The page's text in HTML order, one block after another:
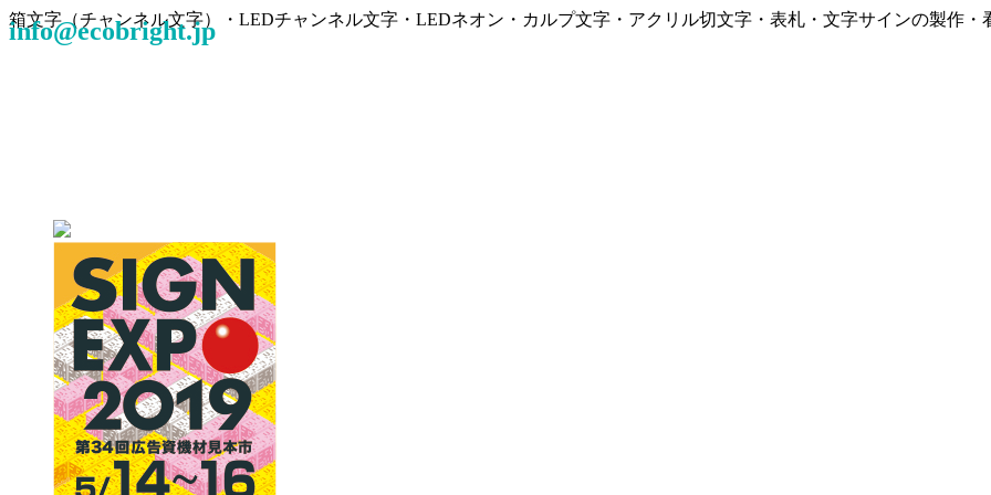
箱文字（チャンネル文字）・LEDチャンネル文字・LEDネオン・カルプ文字・アクリル切文字・表札・文字サインの製作・
info@ecobright.jp